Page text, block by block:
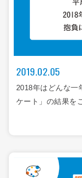
2019.02.05
2018年はどんな一
ケート」の結果を